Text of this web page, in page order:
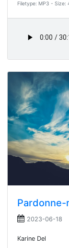
Filetype: MP3 - Size:
2023-06-18
Karine Del